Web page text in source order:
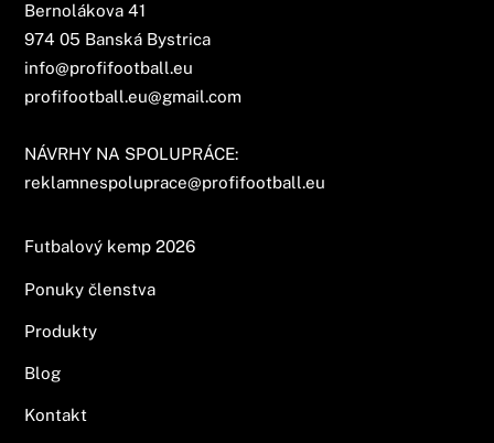
Bernolákova 41
974 05 Banská Bystrica
info@profifootball.eu
profifootball.eu@gmail.com
NÁVRHY NA SPOLUPRÁCE:
reklamnespoluprace@profifootball.eu
Futbalový kemp 2026
Ponuky členstva
Produkty
Blog
Kontakt